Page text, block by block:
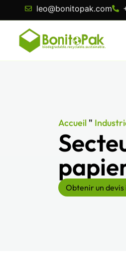
leo@bonitopak.com
Accueil "
Obtenir un